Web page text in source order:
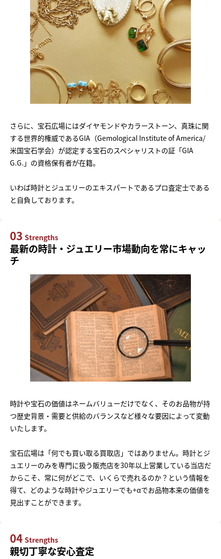
さらに、宝石広場にはダイヤモンドやカラーストーン、真珠に関
する世界的権威であるGIA（Gemological Institute of America/
米国宝石学会）が認定する宝石のスペシャリストの証「GIA
G.G.」の資格保有者が在籍。
いわば時計とジュエリーのエキスパートであるプロ査定士である
と自負しております。
03 Strengths
最新の時計・ジュエリー市場動向を常にキャッ
チ
時計や宝石の価値はネームバリューだけでなく、そのお品物が持
つ歴史背景・需要と供給のバランスなど様々な要因によって変動
いたします。
宝石広場は「何でも買い取る買取店」ではありません。時計とジ
ュエリーのみを専門に扱う販売店を30年以上営業している当店だ
からこそ、常に何がどこで、いくらで売れるのか？という情報を
得て、どのような時計やジュエリーでも+αでお品物本来の価値を
見出すことができます。
04 Strengths
親切丁寧な安心査定